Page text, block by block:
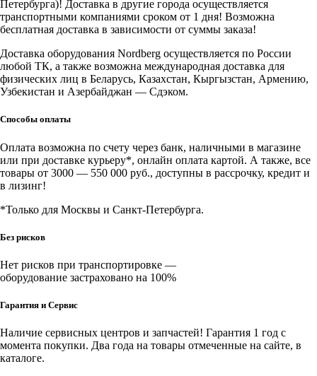
Петербурга)! Доставка в другие города осуществляется
транспортными компаниями сроком от 1 дня! Возможна
бесплатная доставка в зависимости от суммы заказа!
Доставка оборудования Nordberg осуществляется по России
любой ТК, а также возможна международная доставка для
физических лиц в Беларусь, Казахстан, Кыргызстан, Армению,
Узбекистан и Азербайджан — Сдэком.
Способы оплаты
Оплата возможна по счету через банк, наличными в магазине
или при доставке курьеру*, онлайн оплата картой. А также, все
товары от 3000 — 550 000 руб., доступны в рассрочку, кредит и
в лизинг!
*Только для Москвы и Санкт-Петербурга.
Без рисков
Нет рисков при транспортировке —
оборудование застраховано на 100%
Гарантия и Сервис
Наличие сервисных центров и запчастей! Гарантия 1 год с
момента покупки. Два года на товары отмеченные на сайте, в
каталоге.